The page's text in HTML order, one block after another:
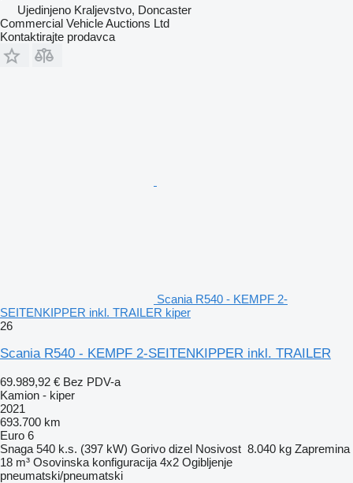
Ujedinjeno Kraljevstvo, Doncaster
Commercial Vehicle Auctions Ltd
Kontaktirajte prodavca
Scania R540 - KEMPF 2-
SEITENKIPPER inkl. TRAILER kiper
26
Scania R540 - KEMPF 2-SEITENKIPPER inkl. TRAILER
69.989,92 € Bez PDV-a
Kamion - kiper
2021
693.700 km
Euro 6
Snaga 540 k.s. (397 kW) Gorivo dizel Nosivost 8.040 kg Zapremina
18 m³ Osovinska konfiguracija 4x2 Ogibljenje
pneumatski/pneumatski